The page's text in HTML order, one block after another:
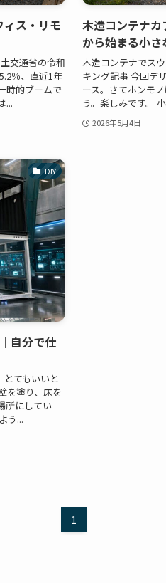
ス・リモ
交通省の令和
％、直近1年
時的ブームで
...
木造コンテナ
から始まる小
木造コンテナでス
キング記事 今回デ
ース。さてホンモ
う。楽しみです。
2026年5月4日
DIY
自分で仕
とてもいいと
を塗り、床を
所にしてい
う...
1